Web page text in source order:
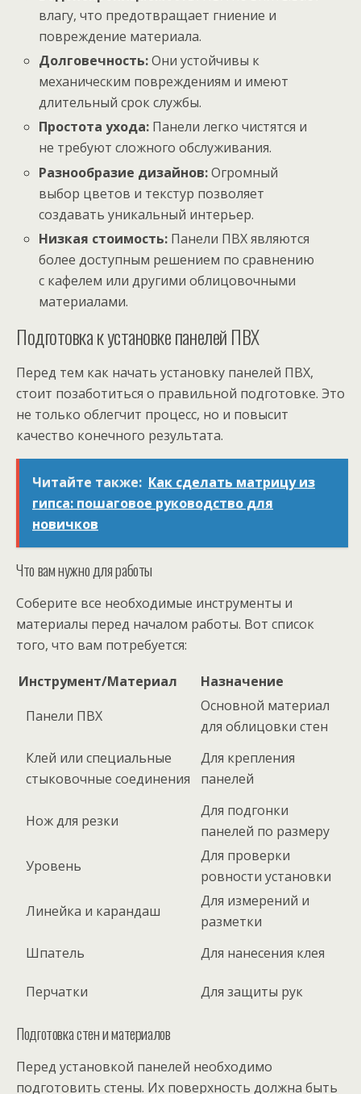
влагу, что предотвращает гниение и
повреждение материала.
Долговечность:Они устойчивы к
механическим повреждениям и имеют
длительный срок службы.
Простота ухода: Панели легко чистятся и
не требуют сложного обслуживания.
Разнообразие дизайнов:Огромный
выбор цветов и текстур позволяет
создавать уникальный интерьер.
Низкая стоимость: Панели ПВХ являются
более доступным решением по сравнению
с кафелем или другими облицовочными
материалами.
Подготовка к установке панелей ПВХ
Перед тем как начать установку панелей ПВХ,
стоит позаботиться о правильной подготовке. Это
не только облегчит процесс, но и повысит
качество конечного результата.
Читайте также: Как сделать матрицу из
гипса: пошаговое руководство для
новичков
Что вам нужно для работы
Соберите все необходимые инструменты и
материалы перед началом работы. Вот список
того, что вам потребуется:
Инструмент/Материал
Назначение
Панели ПВХ
Основной материал
для облицовки стен
Клей или специальные
стыковочные соединения
Для крепления
панелей
Нож для резки
Для подгонки
панелей по размеру
Уровень
Для проверки
ровности установки
Линейка и карандаш
Для измерений и
разметки
Шпатель
Для нанесения клея
Перчатки Для защиты рук
Подготовка стен и материалов
Перед установкой панелей необходимо
подготовить стены. Их поверхность должна быть